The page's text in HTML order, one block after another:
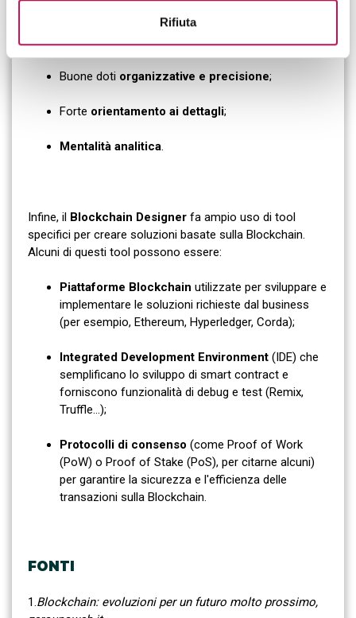
Rifiuta
stress;
Capacità diteam working e doti comunicative;
Buone doti organizzative e precisione;
Forte orientamento ai dettagli;
Mentalità analitica.
Infine, il Blockchain Designer fa ampio uso di tool
specifici per creare soluzioni basate sulla Blockchain.
Alcuni di questi tool possono essere:
Piattaforme Blockchain utilizzate per sviluppare e
implementare le soluzioni richieste dal business
(per esempio, Ethereum, Hyperledger, Corda);
Integrated Development Environment (IDE) che
semplificano lo sviluppo di smart contract e
forniscono funzionalità di debug e test (Remix,
Truffle…);
Protocolli di consenso (come Proof of Work
(PoW) o Proof of Stake (PoS), per citarne alcuni)
per garantire la sicurezza e l'efficienza delle
transazioni sulla Blockchain.
FONTI
1.Blockchain: evoluzioni per un futuro molto prossimo,